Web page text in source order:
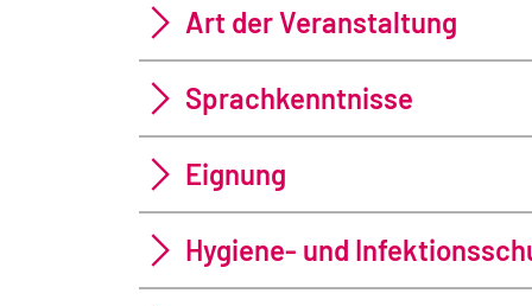
Art der Veranstaltung
Sprachkenntnisse
Eignung
Hygiene- und